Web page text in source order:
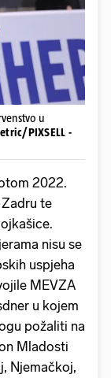
u
PIXSELL -
2022.
te
nisu se
uspjeha
MEVZA
u kojem
požaliti na
Mladosti
Njemačkoj,